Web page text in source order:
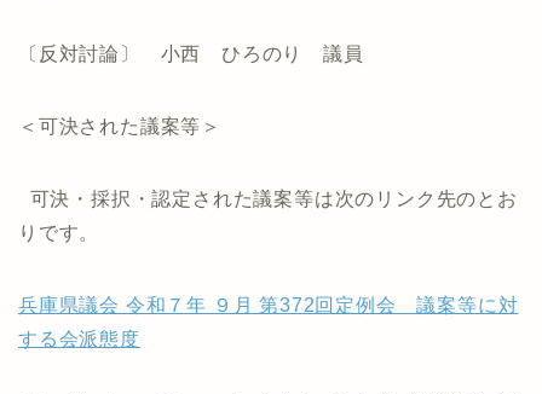
〔反対討論〕 小西 ひろのり 議員
＜可決された議案等＞
可決・採択・認定された議案等は次のリンク先のとお
りです。
兵庫県議会 令和７年 ９月 第372回定例会 議案等に対
する会派態度